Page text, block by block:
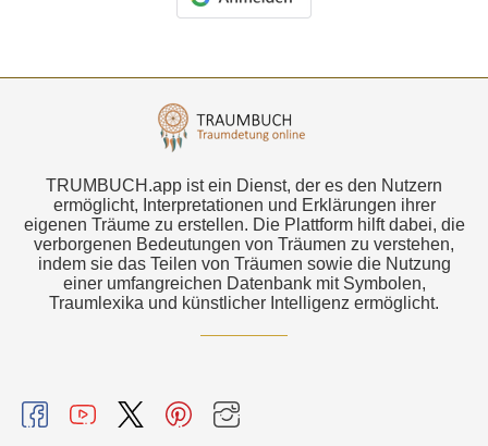
TRUMBUCH.app ist ein Dienst, der es den Nutzern
ermöglicht, Interpretationen und Erklärungen ihrer
eigenen Träume zu erstellen. Die Plattform hilft dabei, die
verborgenen Bedeutungen von Träumen zu verstehen,
indem sie das Teilen von Träumen sowie die Nutzung
einer umfangreichen Datenbank mit Symbolen,
Traumlexika und künstlicher Intelligenz ermöglicht.